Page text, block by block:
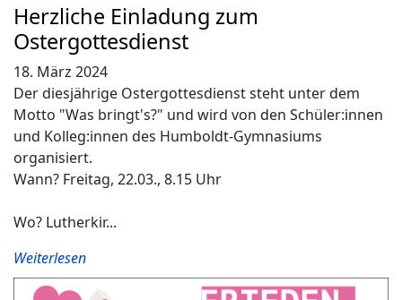
Herzliche Einladung zum
Ostergottesdienst
18. März 2024
Der diesjährige Ostergottesdienst steht unter dem
Motto "Was bringt's?" und wird von den Schüler:innen
und Kolleg:innen des Humboldt-Gymnasiums
organisiert.
Wann? Freitag, 22.03., 8.15 Uhr
Wo? Lutherkir...
Weiterlesen